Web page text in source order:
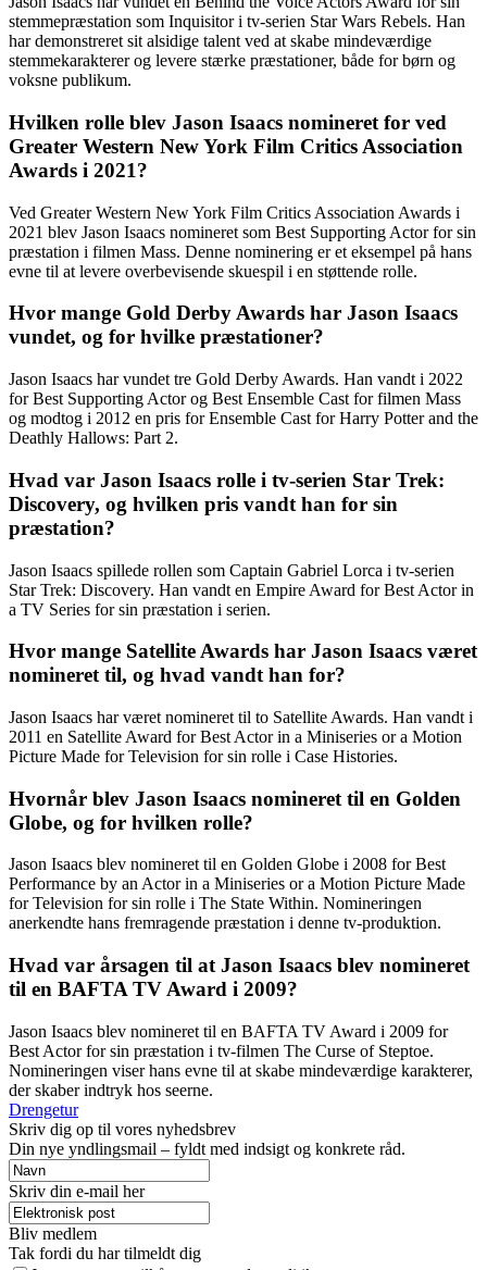
stemmepræstation som Inquisitor i tv-serien Star Wars Rebels. Han
har demonstreret sit alsidige talent ved at skabe mindeværdige
stemmekarakterer og levere stærke præstationer, både for børn og
voksne publikum.
Hvilken rolle blev Jason Isaacs nomineret for ved
Greater Western New York Film Critics Association
Awards i 2021?
Ved Greater Western New York Film Critics Association Awards i
2021 blev Jason Isaacs nomineret som Best Supporting Actor for sin
præstation i filmen Mass. Denne nominering er et eksempel på hans
evne til at levere overbevisende skuespil i en støttende rolle.
Hvor mange Gold Derby Awards har Jason Isaacs
vundet, og for hvilke præstationer?
Jason Isaacs har vundet tre Gold Derby Awards. Han vandt i 2022
for Best Supporting Actor og Best Ensemble Cast for filmen Mass
og modtog i 2012 en pris for Ensemble Cast for Harry Potter and the
Deathly Hallows: Part 2.
Hvad var Jason Isaacs rolle i tv-serien Star Trek:
Discovery, og hvilken pris vandt han for sin
præstation?
Jason Isaacs spillede rollen som Captain Gabriel Lorca i tv-serien
Star Trek: Discovery. Han vandt en Empire Award for Best Actor in
a TV Series for sin præstation i serien.
Hvor mange Satellite Awards har Jason Isaacs været
nomineret til, og hvad vandt han for?
Jason Isaacs har været nomineret til to Satellite Awards. Han vandt i
2011 en Satellite Award for Best Actor in a Miniseries or a Motion
Picture Made for Television for sin rolle i Case Histories.
Hvornår blev Jason Isaacs nomineret til en Golden
Globe, og for hvilken rolle?
Jason Isaacs blev nomineret til en Golden Globe i 2008 for Best
Performance by an Actor in a Miniseries or a Motion Picture Made
for Television for sin rolle i The State Within. Nomineringen
anerkendte hans fremragende præstation i denne tv-produktion.
Hvad var årsagen til at Jason Isaacs blev nomineret
til en BAFTA TV Award i 2009?
Jason Isaacs blev nomineret til en BAFTA TV Award i 2009 for
Best Actor for sin præstation i tv-filmen The Curse of Steptoe.
Nomineringen viser hans evne til at skabe mindeværdige karakterer,
der skaber indtryk hos seerne.
Drengetur
Skriv dig op til vores nyhedsbrev
Din nye yndlingsmail – fyldt med indsigt og konkrete råd.
Skriv din e-mail her
Bliv medlem
Tak fordi du har tilmeldt dig